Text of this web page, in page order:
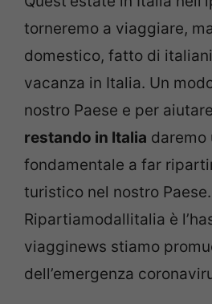
torneremo a viaggiare,
domestico, fatto di
vacanza in Italia. Un
nostro Paese e per
restando in Italia daremo
fondamentale a far
turistico nel nostro Paese.
Ripartiamodallitalia è
viagginews stiamo
dell’emergenza